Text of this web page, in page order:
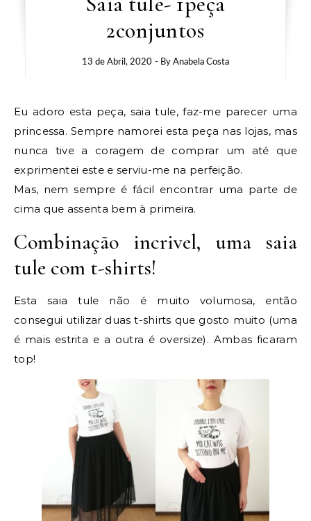
2conjuntos
13 de Abril, 2020 - By Anabela Costa
Eu adoro esta peça, saia tule, faz-me parecer uma
princessa. Sempre namorei esta peça nas lojas, mas
nunca tive a coragem de comprar um até que
exprimentei este e serviu-me na perfeição.
Mas, nem sempre é fácil encontrar uma parte de
cima que assenta bem à primeira.
Combinação incrivel, uma saia
tule com t-shirts!
Esta saia tule não é muito volumosa, então
consegui utilizar duas t-shirts que gosto muito (uma
é mais estrita e a outra é oversize). Ambas ficaram
top!